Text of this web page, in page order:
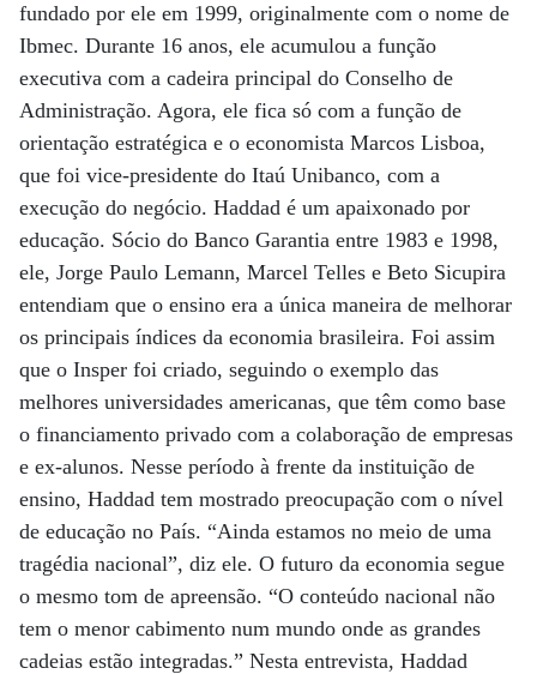
fundado por ele em 1999, originalmente com o nome de
Ibmec. Durante 16 anos, ele acumulou a função
executiva com a cadeira principal do Conselho de
Administração. Agora, ele fica só com a função de
orientação estratégica e o economista Marcos Lisboa,
que foi vice-presidente do Itaú Unibanco, com a
execução do negócio. Haddad é um apaixonado por
educação. Sócio do Banco Garantia entre 1983 e 1998,
ele, Jorge Paulo Lemann, Marcel Telles e Beto Sicupira
entendiam que o ensino era a única maneira de melhorar
os principais índices da economia brasileira. Foi assim
que o Insper foi criado, seguindo o exemplo das
melhores universidades americanas, que têm como base
o financiamento privado com a colaboração de empresas
e ex-alunos. Nesse período à frente da instituição de
ensino, Haddad tem mostrado preocupação com o nível
de educação no País. “Ainda estamos no meio de uma
tragédia nacional”, diz ele. O futuro da economia segue
o mesmo tom de apreensão. “O conteúdo nacional não
tem o menor cabimento num mundo onde as grandes
cadeias estão integradas.” Nesta entrevista, Haddad